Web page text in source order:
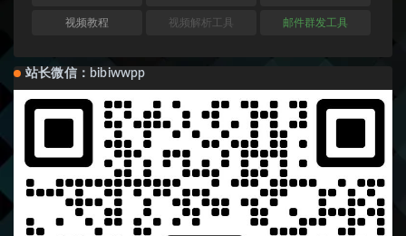
视频教程 视频解析工具 邮件群发工具
站长微信：bibiwwpp